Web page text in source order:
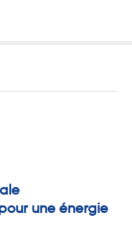
une énergie